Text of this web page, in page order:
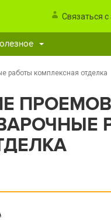
Связаться
работы комплексная отделка
ПРОЕМОВ